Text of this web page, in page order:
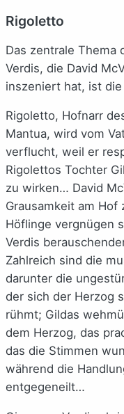
Rigoletto
Das zentrale Thema
Verdis, die David
inszeniert hat, ist
Rigoletto, Hofnarr
Mantua, wird vom
verflucht, weil er
Rigolettos Tochter
zu wirken… David
Grausamkeit am
Höflinge vergnügen
Verdis
Zahlreich sind die
darunter die
der sich der Herzog
rühmt; Gildas
dem Herzog, das
das die Stimmen
während die
entgegeneilt…